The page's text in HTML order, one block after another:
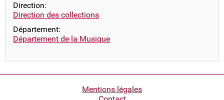
Direction:
Direction des collections
Département:
Département de la Musique
Mentions légales